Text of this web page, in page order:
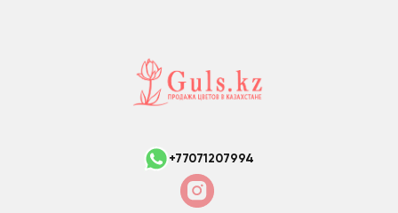
+77071207994